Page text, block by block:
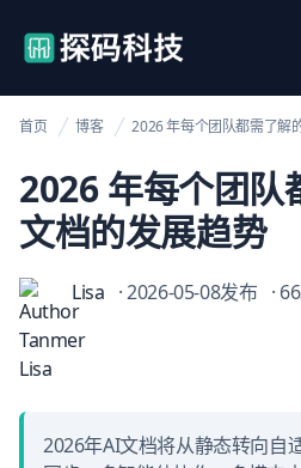
【官网】探码科技
首页 博客 2026 年每个团队都需了解
2026 年每个团队
文档的发展趋势
Lisa · 2026-05-08发布 ·
2026年AI文档将从静态转向自